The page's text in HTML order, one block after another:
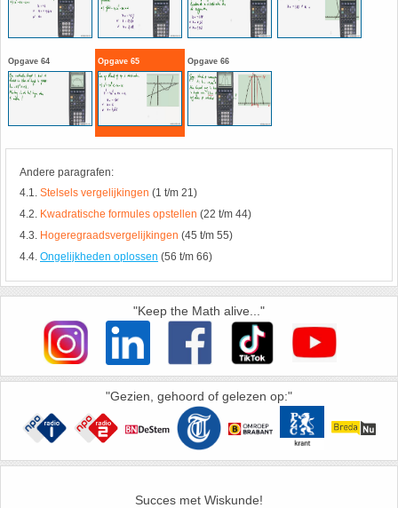
Opgave 64 Opgave 65 Opgave 66
Andere paragrafen:
4.1. Stelsels vergelijkingen (1 t/m 21)
4.2. Kwadratische formules opstellen (22 t/m 44)
4.3. Hogeregraadsvergelijkingen (45 t/m 55)
4.4. Ongelijkheden oplossen (56 t/m 66)
"Keep the Math alive..."
"Gezien, gehoord of gelezen op:"
Succes met Wiskunde!
HAVO 5B - Hoofdstuk 8 - Goniometrie
HAVO 5B - Hoofdstuk 9 - Exponentiële verbanden
HAVO 5B - Hoofdstuk 10 - Meetkundige
berekeningen
VWO
(Nog geen toetsen)
15. Lijn door 2 gegeven punten
16. Logaritmen
17. Machten
18. Matrices
19. Omtrek cirkel
20. Oppervlakte cilinder
21. Oppervlakte cirkel
22. Oppervlakte driehoek
23. Oppervlakte kegel
24. Oppervlakte parallellogram
25. Oppervlakte trapezium